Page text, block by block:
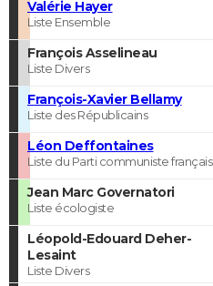
Valérie Hayer
Liste Ensemble
François Asselineau
Liste Divers
François-Xavier Bellamy
Liste des Républicains
Léon Deffontaines
Liste du Parti communiste français
Jean Marc Governatori
Liste écologiste
Léopold-Edouard Deher-
Lesaint
Liste Divers